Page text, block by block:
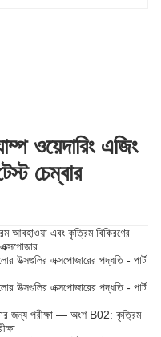
ওয়েদারিং এজিং
চেম্বার
এবং কৃত্রিম বিকিরণের
এক্সপোজারের পদ্ধতি - পার্ট
এক্সপোজারের পদ্ধতি - পার্ট
জন্য পরীক্ষা — অংশ B02: কৃত্রিম